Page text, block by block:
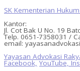
SK Kementerian
Kantor:
Jl. Cot Bak U No. 19
Telp. 0651-7358031 /
email:
Yayasan Advokasi
Facebook, YouTube,